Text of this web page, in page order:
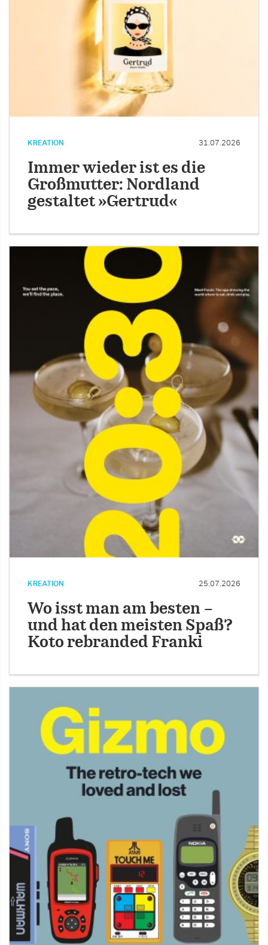
KREATION 31.07.2026
Immer wieder ist es die
Großmutter: Nordland
gestaltet »Gertrud«
KREATION 25.07.2026
Wo isst man am besten –
und hat den meisten Spaß?
Koto rebranded Franki